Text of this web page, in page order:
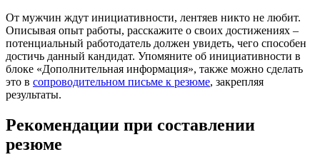
От мужчин ждут инициативности, лентяев никто не любит.
Описывая опыт работы, расскажите о своих достижениях –
потенциальный работодатель должен увидеть, чего способен
достичь данный кандидат. Упомяните об инициативности в
блоке «Дополнительная информация», также можно сделать
это в сопроводительном письме к резюме, закрепляя
результаты.
Рекомендации при составлении
резюме